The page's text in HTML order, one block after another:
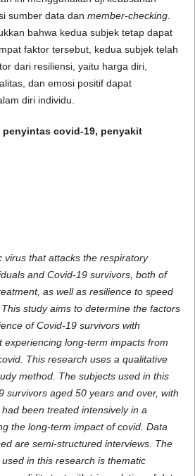
sumber data dan member-checking.
bahwa kedua subjek tetap dapat
faktor tersebut, kedua subjek telah
dari resiliensi, yaitu harga diri,
dan emosi positif dapat
diri individu.
penyintas covid-19, penyakit
virus that attacks the respiratory
and Covid-19 survivors, both of
as well as resilience to speed
study aims to determine the factors
of Covid-19 survivors with
experiencing long-term impacts from
This research uses a qualitative
method. The subjects used in this
survivors aged 50 years and over, with
been treated intensively in a
the long-term impact of covid. Data
are semi-structured interviews. The
in this research is thematic